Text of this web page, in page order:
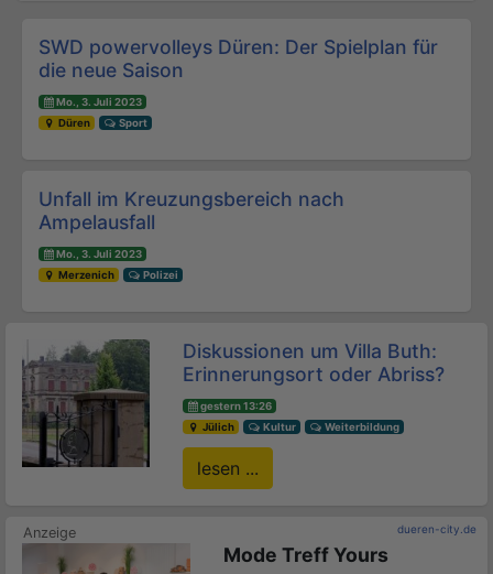
Beitrags-Navigation
SWD powervolleys Düren: Der Spielplan für
die neue Saison
Mo., 3. Juli 2023
Düren
Sport
Unfall im Kreuzungsbereich nach
Ampelausfall
Mo., 3. Juli 2023
Merzenich
Polizei
Diskussionen um Villa Buth:
Erinnerungsort oder Abriss?
gestern 13:26
Jülich
Kultur Weiterbildung
lesen ...
dueren-city.de
Mode Treff Yours